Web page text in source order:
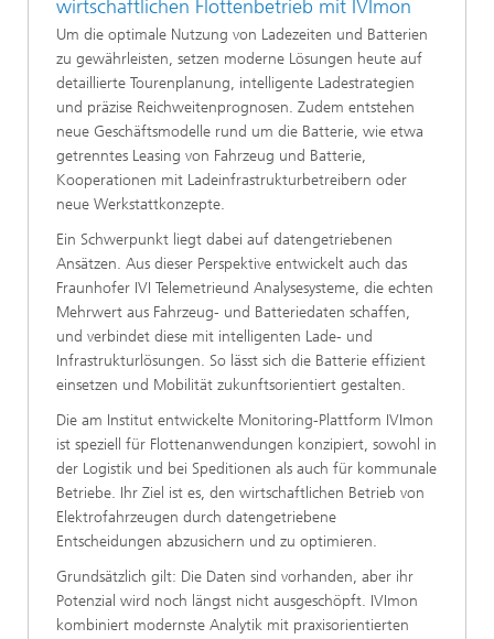
wirtschaftlichen Flottenbetrieb mit IVImon
Um die optimale Nutzung von Ladezeiten und Batterien
zu gewährleisten, setzen moderne Lösungen heute auf
detaillierte Tourenplanung, intelligente Ladestrategien
und präzise Reichweitenprognosen. Zudem entstehen
neue Geschäftsmodelle rund um die Batterie, wie etwa
getrenntes Leasing von Fahrzeug und Batterie,
Kooperationen mit Ladeinfrastrukturbetreibern oder
neue Werkstattkonzepte.
Ein Schwerpunkt liegt dabei auf datengetriebenen
Ansätzen. Aus dieser Perspektive entwickelt auch das
Fraunhofer IVI Telemetrieund Analysesysteme, die echten
Mehrwert aus Fahrzeug- und Batteriedaten schaffen,
und verbindet diese mit intelligenten Lade- und
Infrastrukturlösungen. So lässt sich die Batterie effizient
einsetzen und Mobilität zukunftsorientiert gestalten.
Die am Institut entwickelte Monitoring-Plattform IVImon
ist speziell für Flottenanwendungen konzipiert, sowohl in
der Logistik und bei Speditionen als auch für kommunale
Betriebe. Ihr Ziel ist es, den wirtschaftlichen Betrieb von
Elektrofahrzeugen durch datengetriebene
Entscheidungen abzusichern und zu optimieren.
Grundsätzlich gilt: Die Daten sind vorhanden, aber ihr
Potenzial wird noch längst nicht ausgeschöpft. IVImon
kombiniert modernste Analytik mit praxisorientierten